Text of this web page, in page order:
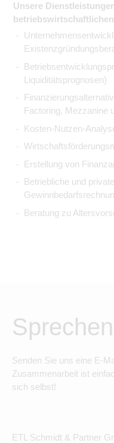
Unsere
Liquiditätsprognosen)
Factoring, Mezzanine
Kosten-Nutzen-
Erstellung von
Betriebliche und
Beratung zu
Senden Sie uns eine E-
Zusammenarbeit ist
sich selbst!
ETL Schmidt & Partner